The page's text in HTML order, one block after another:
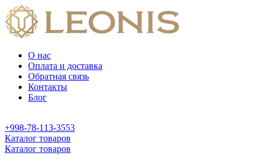
О нас
Оплата и доставка
Обратная связь
Контакты
Блог
+998-78-113-3553
Каталог товаров
Каталог товаров